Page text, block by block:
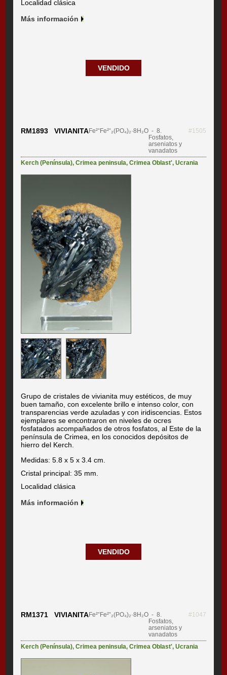
Localidad clásica
Más información
VENDIDO
RM1893 VIVIANITAFe²⁺Fe²⁺₂(PO₄)₂·8H₂O - 8.
Fosfatos,
arseniatos y
vanadatos
#1505
Kerch (Península),Crimea peninsula,Crimea Oblast',Ucrania
Grupo de cristales de vivianita muy estéticos, de muy
buen tamaño, con excelente brillo e intenso color, con
transparencias verde azuladas y con iridiscencias. Estos
ejemplares se encontraron en niveles de ocres
fosfatados acompañados de otros fosfatos, al Este de la
península de Crimea, en los conocidos depósitos de
hierro del Kerch.
Medidas: 5.8 x 5 x 3.4 cm.
Cristal principal: 35 mm.
Localidad clásica
Más información
VENDIDO
RM1371 VIVIANITAFe²⁺Fe²⁺₂(PO₄)₂·8H₂O - 8.
Fosfatos,
arseniatos y
vanadatos
#1047
Kerch (Península),Crimea peninsula,Crimea Oblast',Ucrania